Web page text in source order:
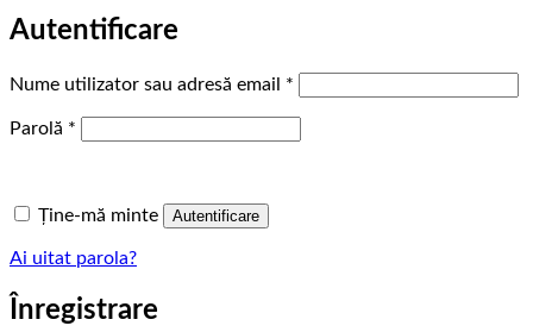
Autentificare
Nume utilizator sau adresă email *
Parolă *
Ține-mă minte Autentificare
Ai uitat parola?
Înregistrare